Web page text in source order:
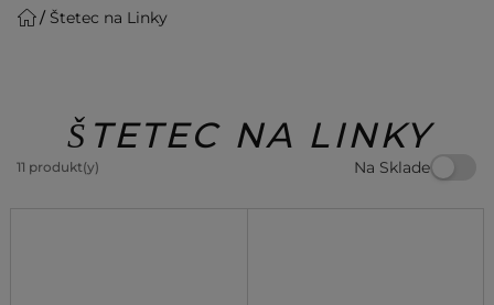
pleť Líčenie
Exkluzivity Beauty
Štetec na Linky
ŠTETEC NA LINKY
11 produkt(y) Na Sklade